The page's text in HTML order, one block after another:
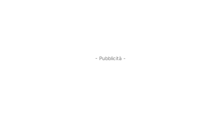
- Pubblicità -